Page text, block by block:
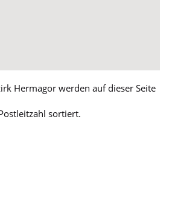
Hermagor werden auf dieser Seite
sortiert.